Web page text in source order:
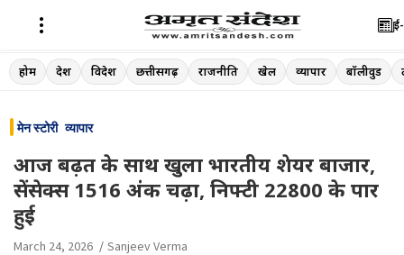
Skip
to
होम देश विदेश छत्तीसगढ़ राजनीति खेल व्यापार बॉलीवुड
मेन स्टोरी व्यापार
आज बढ़त के साथ खुला भारतीय शेयर बाजार,
सेंसेक्स 1516 अंक चढ़ा, निफ्टी 22800 के पार
हुई
March 24, 2026 Sanjeev Verma